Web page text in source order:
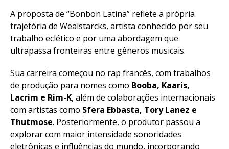
A proposta de “Bonbon Latina” reflete a própria
trajetória de Wealstarcks, artista conhecido por seu
trabalho eclético e por uma abordagem que
ultrapassa fronteiras entre gêneros musicais.
Sua carreira começou no rap francês, com trabalhos
de produção para nomes como Booba, Kaaris,
Lacrim e Rim-K, além de colaborações internacionais
com artistas como Sfera Ebbasta, Tory Lanez e
Thutmose. Posteriormente, o produtor passou a
explorar com maior intensidade sonoridades
eletrônicas e influências do mundo, incorporando